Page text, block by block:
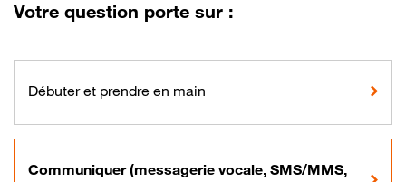
Votre question porte sur :
Débuter et prendre en main
Communiquer (messagerie vocale, SMS/MMS,